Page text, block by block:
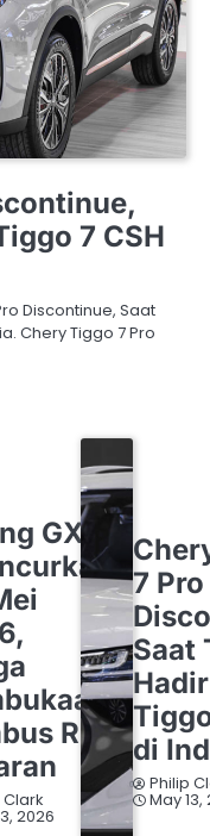
7 CSH
Discontinue, Saat
Chery Tiggo 7 Pro
GX
Rp1
Clark
2026
7 Pro
Saat
di
Philip
May 13,